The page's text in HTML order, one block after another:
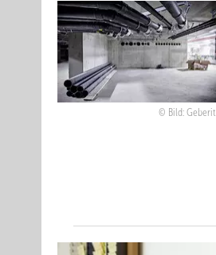
Bild: Geberit